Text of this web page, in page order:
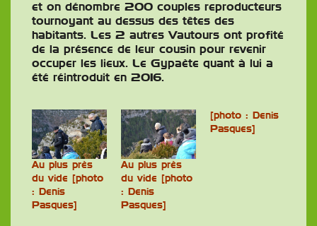
et on dénombre 200 couples reproducteurs
tournoyant au dessus des têtes des
habitants. Les 2 autres Vautours ont profité
de la présence de leur cousin pour revenir
occuper les lieux. Le Gypaète quant à lui a
été réintroduit en 2016.
Au plus près
du vide [photo
: Denis
Pasques]
Au plus près
du vide [photo
: Denis
Pasques]
[photo : Denis
Pasques]